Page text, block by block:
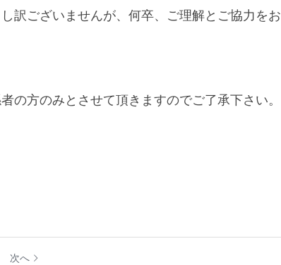
訳ございませんが、何卒、ご理解とご協力をお
方のみとさせて頂きますのでご了承下さい。
次へ